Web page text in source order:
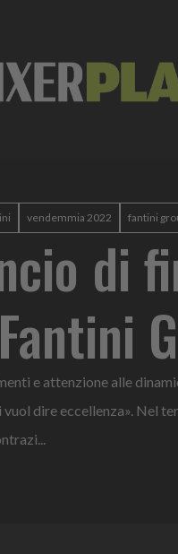
vendemmia 2022 fantini
di
e attenzione alle
vuol dire eccellenza». Nel